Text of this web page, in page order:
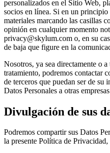
personalizados en el Sitio Web,
socios en línea. Si en un principio
materiales marcando las casillas
opinión en cualquier momento
privacy@skylum.com o, en su
de baja que figure en la
Nosotros, ya sea directamente o
tratamiento, podremos contactar
de terceros que puedan ser de su
Datos Personales a otras
Divulgación de sus
Podremos compartir sus Datos
la presente Política de